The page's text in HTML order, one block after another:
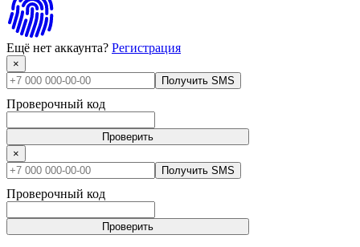
Ещё нет аккаунта? Регистрация
×
Получить SMS
Проверочный код
Проверить
×
Получить SMS
Проверочный код
Проверить